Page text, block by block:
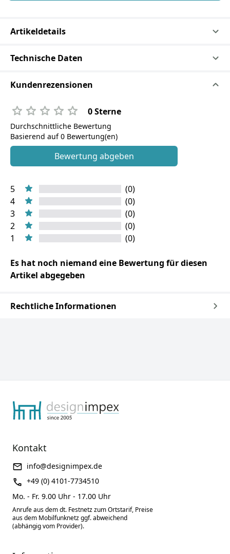
Artikeldetails
Technische Daten
Kundenrezensionen
0 Sterne
Durchschnittliche Bewertung
Basierend auf 0 Bewertung(en)
Bewertung abgeben
5
(0)
4
(0)
3
(0)
2
(0)
1
(0)
Es hat noch niemand eine Bewertung für diesen
Artikel abgegeben
Rechtliche Informationen
Kontakt
info@designimpex.de
+49 (0) 4101-7734510
Mo. - Fr. 9.00 Uhr - 17.00 Uhr
Anrufe aus dem dt. Festnetz zum Ortstarif, Preise
aus dem Mobilfunknetz ggf. abweichend
(abhängig vom Provider).